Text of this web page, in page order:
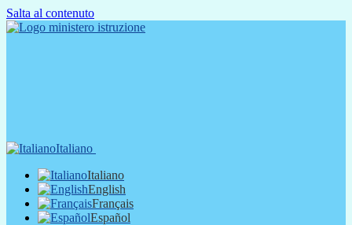
Salta al contenuto
Italiano
Italiano
English
Français
Español